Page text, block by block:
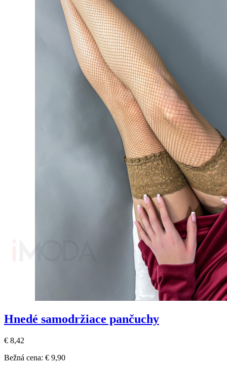
Hnedé samodržiace pančuchy
€ 8,42
Bežná cena: € 9,90